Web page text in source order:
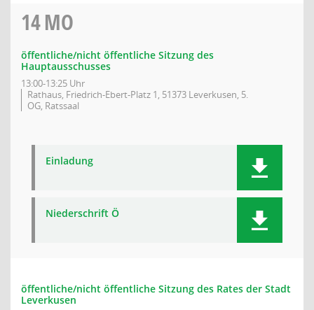
14MO
öffentliche/nicht öffentliche Sitzung des
Hauptausschusses
13:00-13:25 Uhr
Rathaus, Friedrich-Ebert-Platz 1, 51373 Leverkusen, 5.
OG, Ratssaal
Einladung
Niederschrift Ö
öffentliche/nicht öffentliche Sitzung des Rates der Stadt
Leverkusen